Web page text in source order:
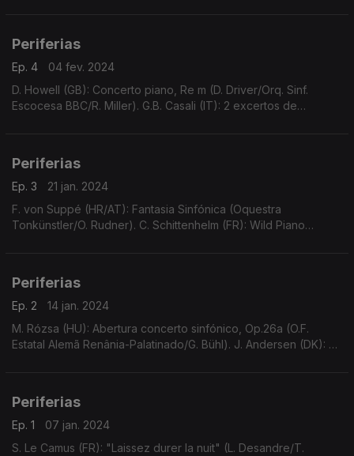
Periferias
Ep. 4
04 fev. 2024
D. Howell (GB): Concerto piano, Re m (D. Driver/Orq. Sinf.
Escocesa BBC/R. Miller). G.B. Casali (IT): 2 excertos de
Periferias
Ep. 3
21 jan. 2024
F. von Suppé (HR/AT): Fantasia Sinfónica (Oquestra
Tonkünstler/O. Rudner). C. Schittenhelm (FR): Wild Piano
Periferias
Ep. 2
14 jan. 2024
M. Rózsa (HU): Abertura concerto sinfónico, Op.26a (O.F.
Estatal Alemã Renânia-Palatinado/G. Bühl). J. Andersen (DK): 6
Periferias
Ep. 1
07 jan. 2024
S. Le Camus (FR): "Laissez durer la nuit" (L. Desandre/T.